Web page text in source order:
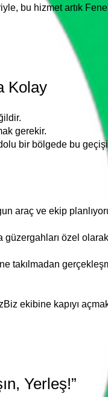
bu hizmet artık
Kolay
gerekir.
bir bölgede bu
araç ve ekip
güzergahları özel
takılmadan
ekibine kapıyı
Yerleş!”